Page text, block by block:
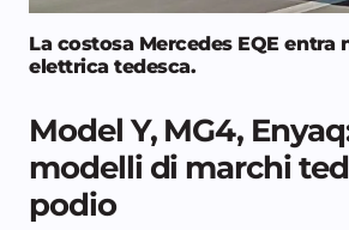
La costosa Mercedes EQE entra
elettrica tedesca.
Model Y, MG4,
modelli di marchi
podio